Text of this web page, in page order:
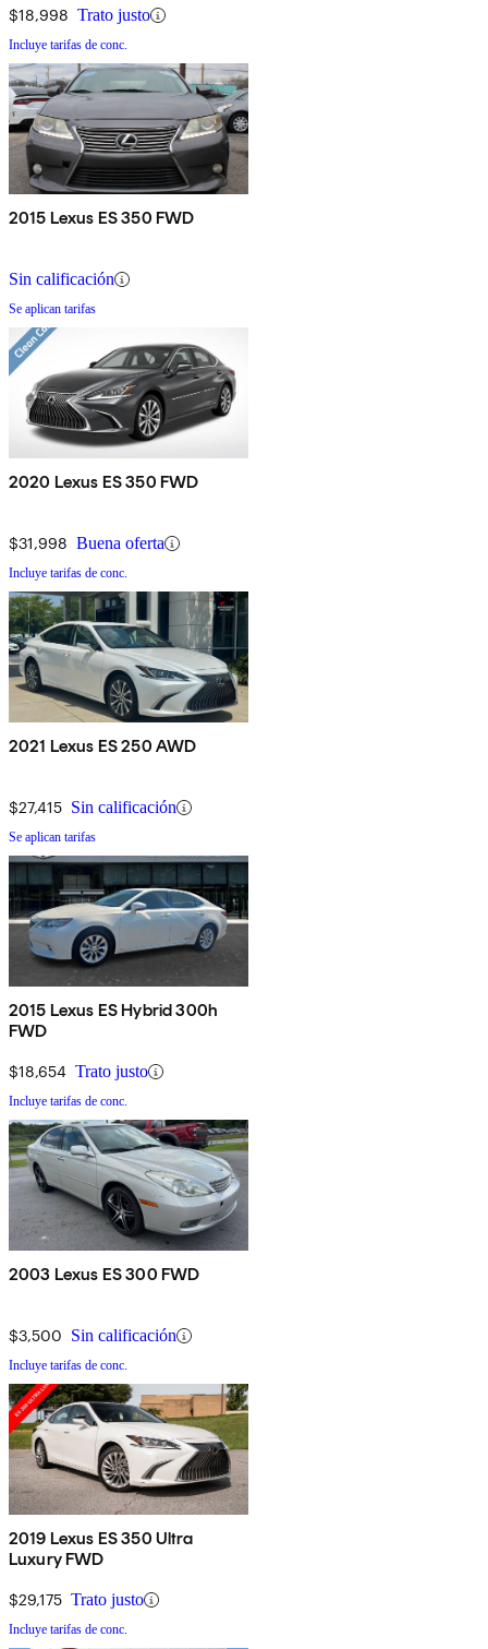
$18,998 Trato justo
Incluye tarifas de conc.
2015 Lexus ES 350 FWD
Sin calificación
Se aplican tarifas
2020 Lexus ES 350 FWD
$31,998 Buena oferta
Incluye tarifas de conc.
2021 Lexus ES 250 AWD
$27,415 Sin calificación
Se aplican tarifas
2015 Lexus ES Hybrid 300h
FWD
$18,654 Trato justo
Incluye tarifas de conc.
2003 Lexus ES 300 FWD
$3,500 Sin calificación
Incluye tarifas de conc.
2019 Lexus ES 350 Ultra
Luxury FWD
$29,175 Trato justo
Incluye tarifas de conc.